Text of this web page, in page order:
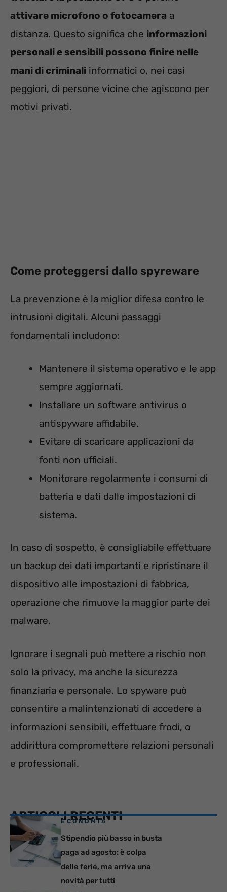
attivare microfono o fotocamera a
distanza. Questo significa che informazioni
personali e sensibili possono finire nelle
mani di criminali informatici o, nei casi
peggiori, di persone vicine che agiscono per
motivi privati.
Come proteggersi dallo spyreware
La prevenzione è la miglior difesa contro le
intrusioni digitali. Alcuni passaggi
fondamentali includono:
Mantenere il sistema operativo e le app
sempre aggiornati.
Installare un software antivirus o
antispyware affidabile.
Evitare di scaricare applicazioni da
fonti non ufficiali.
Monitorare regolarmente i consumi di
batteria e dati dalle impostazioni di
sistema.
In caso di sospetto, è consigliabile effettuare
un backup dei dati importanti e ripristinare il
dispositivo alle impostazioni di fabbrica,
operazione che rimuove la maggior parte dei
malware.
Ignorare i segnali può mettere a rischio non
solo la privacy, ma anche la sicurezza
finanziaria e personale. Lo spyware può
consentire a malintenzionati di accedere a
informazioni sensibili, effettuare frodi, o
addirittura compromettere relazioni personali
e professionali.
ARTICOLI RECENTI
ECONOMIA
Stipendio più basso in busta
paga ad agosto: è colpa
delle ferie, ma arriva una
novità per tutti